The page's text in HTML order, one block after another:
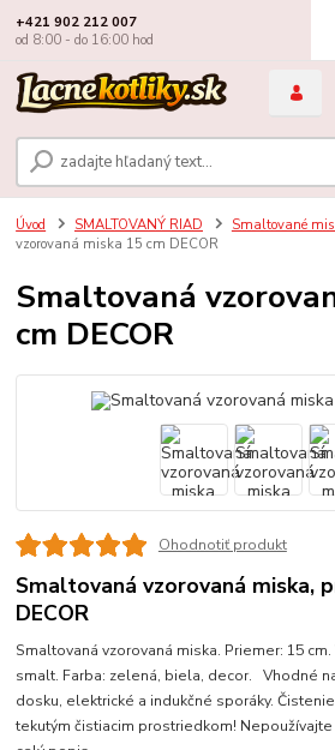
+421 902 212 007
od 8:00 - do 16:00 hod
Úvod SMALTOVANÝ RIAD Smaltované
vzorovaná miska 15 cm DECOR
Smaltovaná
cm DECOR
Ohodnotiť produkt
Smaltovaná vzorovaná miska,
DECOR
Smaltovaná vzorovaná miska. Priemer: 15 cm.
smalt. Farba: zelená, biela, decor. Vhodné
dosku, elektrické a indukčné sporáky.
tekutým čistiacim prostriedkom!